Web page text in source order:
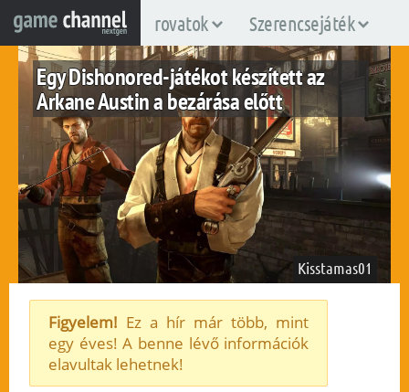
rovatok Szerencsejáték
Egy Dishonored-játékot készített az
Arkane Austin a bezárása előtt
fuggetlen
Kisstamas01
Figyelem! Ez a hír már több, mint
egy éves! A benne lévő információk
elavultak lehetnek!